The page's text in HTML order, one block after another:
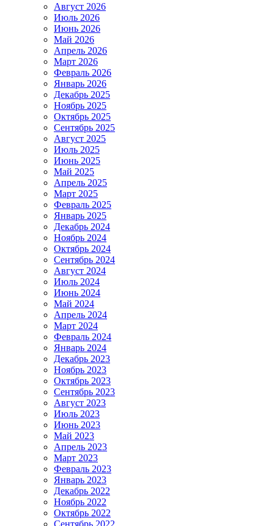
Август 2026
Июль 2026
Июнь 2026
Май 2026
Апрель 2026
Март 2026
Февраль 2026
Январь 2026
Декабрь 2025
Ноябрь 2025
Октябрь 2025
Сентябрь 2025
Август 2025
Июль 2025
Июнь 2025
Май 2025
Апрель 2025
Март 2025
Февраль 2025
Январь 2025
Декабрь 2024
Ноябрь 2024
Октябрь 2024
Сентябрь 2024
Август 2024
Июль 2024
Июнь 2024
Май 2024
Апрель 2024
Март 2024
Февраль 2024
Январь 2024
Декабрь 2023
Ноябрь 2023
Октябрь 2023
Сентябрь 2023
Август 2023
Июль 2023
Июнь 2023
Май 2023
Апрель 2023
Март 2023
Февраль 2023
Январь 2023
Декабрь 2022
Ноябрь 2022
Октябрь 2022
Сентябрь 2022